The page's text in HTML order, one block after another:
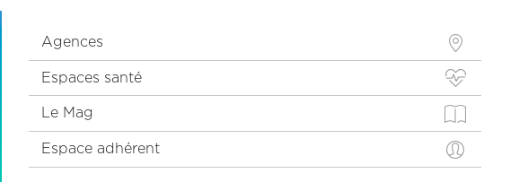
Menu
Pied
de
page
principal
Agences
Espaces santé
Le Mag
Espace adhérent